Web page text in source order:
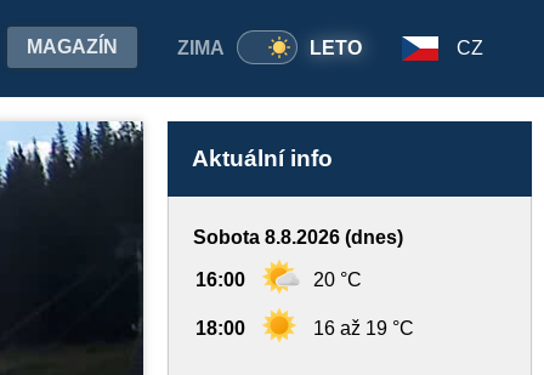
ZIMA LETO
MAGAZÍN CZ
Aktuální info
Sobota 8.8.2026 (dnes)
16:00 20 °C
18:00 16 až 19 °C